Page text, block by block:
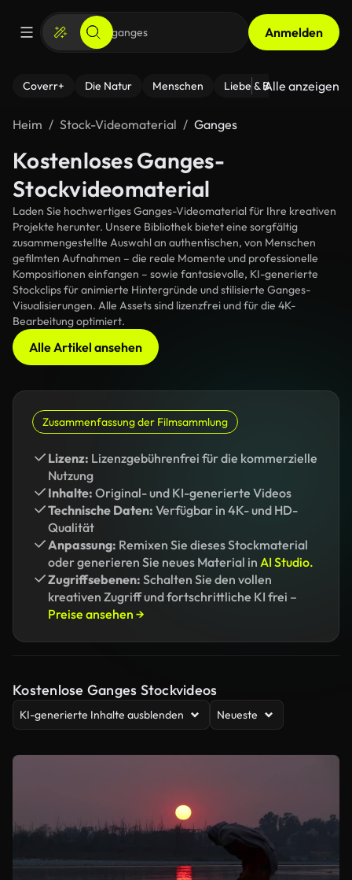
Anmelden
Coverr+ Die Natur Menschen Liebe & Beziehungen
Alle anzeigen
Heim Stock-Videomaterial Ganges
Kostenloses Ganges-
Stockvideomaterial
Laden Sie hochwertiges Ganges-Videomaterial für Ihre kreativen
Projekte herunter. Unsere Bibliothek bietet eine sorgfältig
zusammengestellte Auswahl an authentischen, von Menschen
gefilmten Aufnahmen – die reale Momente und professionelle
Kompositionen einfangen – sowie fantasievolle, KI-generierte
Stockclips für animierte Hintergründe und stilisierte Ganges-
Visualisierungen. Alle Assets sind lizenzfrei und für die 4K-
Bearbeitung optimiert.
Alle Artikel ansehen
Zusammenfassung der Filmsammlung
Lizenz: Lizenzgebührenfrei für die kommerzielle
Nutzung
Inhalte: Original- und KI-generierte Videos
Technische Daten: Verfügbar in 4K- und HD-
Qualität
Anpassung: Remixen Sie dieses Stockmaterial
oder generieren Sie neues Material in AI Studio.
Zugriffsebenen: Schalten Sie den vollen
kreativen Zugriff und fortschrittliche KI frei –
Preise ansehen →
Kostenlose Ganges Stockvideos
KI-generierte Inhalte ausblenden Neueste